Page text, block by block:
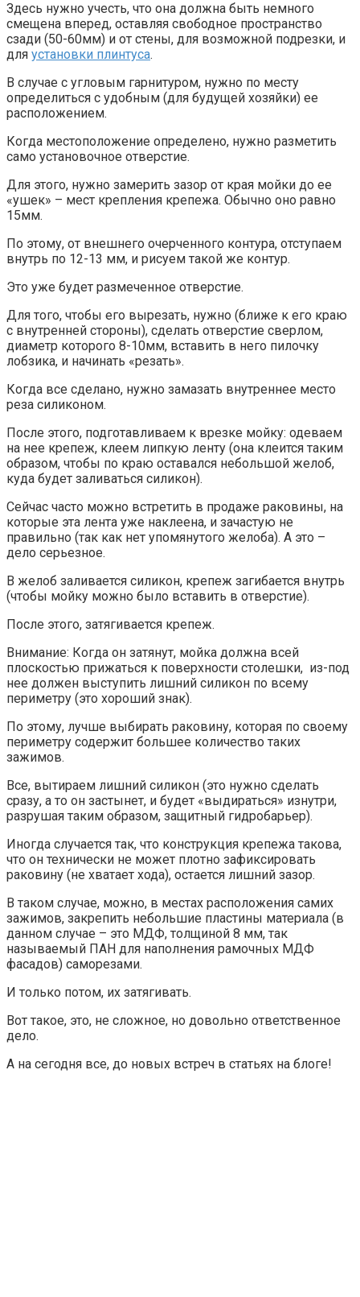
Здесь нужно учесть, что она должна быть немного
смещена вперед, оставляя свободное пространство
сзади (50-60мм) и от стены, для возможной подрезки, и
для установки плинтуса.
В случае с угловым гарнитуром, нужно по месту
определиться с удобным (для будущей хозяйки) ее
расположением.
Когда местоположение определено, нужно разметить
само установочное отверстие.
Для этого, нужно замерить зазор от края мойки до ее
«ушек» – мест крепления крепежа. Обычно оно равно
15мм.
По этому, от внешнего очерченного контура, отступаем
внутрь по 12-13 мм, и рисуем такой же контур.
Это уже будет размеченное отверстие.
Для того, чтобы его вырезать, нужно (ближе к его краю
с внутренней стороны), сделать отверстие сверлом,
диаметр которого 8-10мм, вставить в него пилочку
лобзика, и начинать «резать».
Когда все сделано, нужно замазать внутреннее место
реза силиконом.
После этого, подготавливаем к врезке мойку: одеваем
на нее крепеж, клеем липкую ленту (она клеится таким
образом, чтобы по краю оставался небольшой желоб,
куда будет заливаться силикон).
Сейчас часто можно встретить в продаже раковины, на
которые эта лента уже наклеена, и зачастую не
правильно (так как нет упомянутого желоба). А это –
дело серьезное.
В желоб заливается силикон, крепеж загибается внутрь
(чтобы мойку можно было вставить в отверстие).
После этого, затягивается крепеж.
Внимание: Когда он затянут, мойка должна всей
плоскостью прижаться к поверхности столешки, из-под
нее должен выступить лишний силикон по всему
периметру (это хороший знак).
По этому, лучше выбирать раковину, которая по своему
периметру содержит большее количество таких
зажимов.
Все, вытираем лишний силикон (это нужно сделать
сразу, а то он застынет, и будет «выдираться» изнутри,
разрушая таким образом, защитный гидробарьер).
Иногда случается так, что конструкция крепежа такова,
что он технически не может плотно зафиксировать
раковину (не хватает хода), остается лишний зазор.
В таком случае, можно, в местах расположения самих
зажимов, закрепить небольшие пластины материала (в
данном случае – это МДФ, толщиной 8 мм, так
называемый ПАН для наполнения рамочных МДФ
фасадов) саморезами.
И только потом, их затягивать.
Вот такое, это, не сложное, но довольно ответственное
дело.
А на сегодня все, до новых встреч в статьях на блоге!